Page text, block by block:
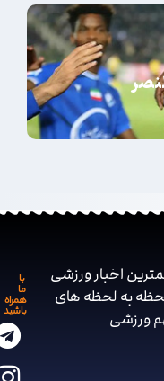
اخبار ورزشی
به لحظه های
‌ورزشی
همراه
باشید